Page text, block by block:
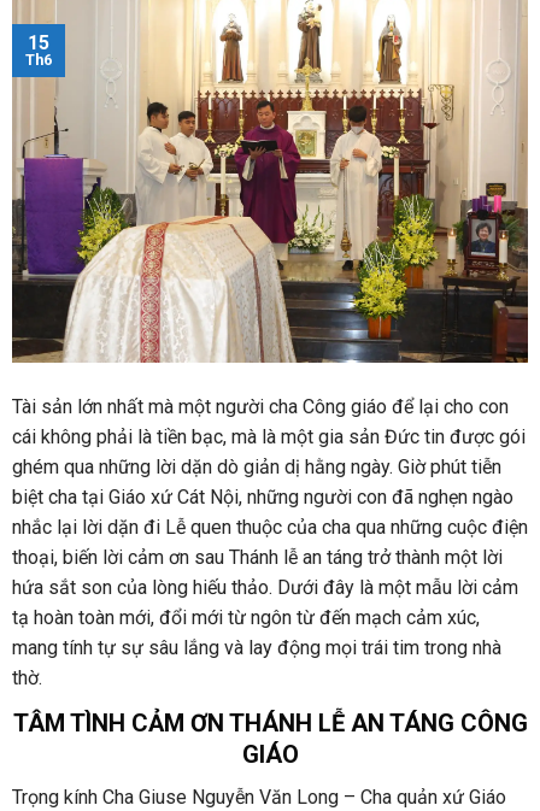
15
Th6
Tài sản lớn nhất mà một người cha Công giáo để lại cho con
cái không phải là tiền bạc, mà là một gia sản Đức tin được gói
ghém qua những lời dặn dò giản dị hằng ngày. Giờ phút tiễn
biệt cha tại Giáo xứ Cát Nội, những người con đã nghẹn ngào
nhắc lại lời dặn đi Lễ quen thuộc của cha qua những cuộc điện
thoại, biến lời cảm ơn sau Thánh lễ an táng trở thành một lời
hứa sắt son của lòng hiếu thảo. Dưới đây là một mẫu lời cảm
tạ hoàn toàn mới, đổi mới từ ngôn từ đến mạch cảm xúc,
mang tính tự sự sâu lắng và lay động mọi trái tim trong nhà
thờ.
TÂM TÌNH CẢM ƠN THÁNH LỄ AN TÁNG CÔNG
GIÁO
Trọng kính Cha Giuse Nguyễn Văn Long – Cha quản xứ Giáo